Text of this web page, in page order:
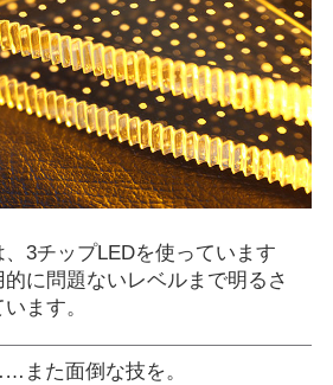
3チップLEDを使っています
的に問題ないレベルまで明るさ
ます。
また面倒な技を。